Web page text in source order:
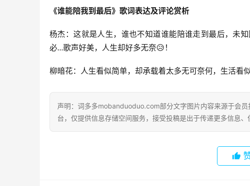
《谁能陪我到最后》歌词表达及评论赏析
杨杰：这就是人生，谁也不知道谁能陪谁走到最后，未
必...歌声好美，人生却好多无奈😥！
柳暗花：人生看似简单，却承载着太多无可奈何，生活看
声明：词多多mobanduoduo.com部分文字图片内容来源于会
台，仅提供信息存储空间服务，接受投稿是出于传递更多信息、